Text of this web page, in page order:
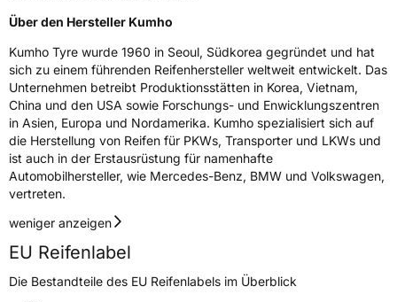
Über den Hersteller Kumho
Kumho Tyre wurde 1960 in Seoul, Südkorea gegründet und hat
sich zu einem führenden Reifenhersteller weltweit entwickelt. Das
Unternehmen betreibt Produktionsstätten in Korea, Vietnam,
China und den USA sowie Forschungs- und Enwicklungszentren
in Asien, Europa und Nordamerika. Kumho spezialisiert sich auf
die Herstellung von Reifen für PKWs, Transporter und LKWs und
ist auch in der Erstausrüstung für namenhafte
Automobilhersteller, wie Mercedes-Benz, BMW und Volkswagen,
vertreten.
weniger anzeigen
EU Reifenlabel
Die Bestandteile des EU Reifenlabels im Überblick